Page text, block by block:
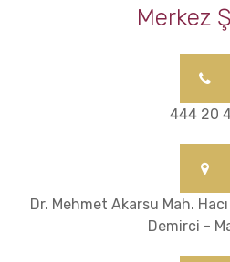
Merkez
444 20
Dr. Mehmet Akarsu Mah.
Demirci -